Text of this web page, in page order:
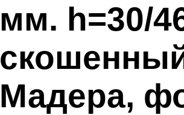
мм. h=30/
Мадера,